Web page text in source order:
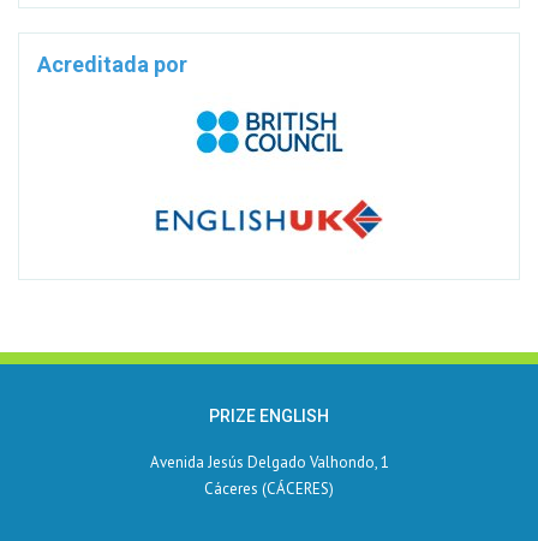
Acreditada por
PRIZE ENGLISH
Avenida Jesús Delgado Valhondo, 1
Cáceres (CÁCERES)